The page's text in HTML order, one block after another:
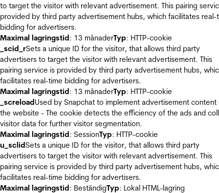
to target the visitor with relevant advertisement. This pairing
provided by third party advertisement hubs, which facilitates real-
bidding for advertisers.
Maximal lagringstid: 13 månaderTyp: HTTP-cookie
_scid_rSets a unique ID for the visitor, that allows third party
advertisers to target the visitor with relevant advertisement. This
pairing service is provided by third party advertisement hubs,
facilitates real-time bidding for advertisers.
Maximal lagringstid: 13 månaderTyp: HTTP-cookie
_screloadUsed by Snapchat to implement advertisement content
the website - The cookie detects the efficiency of the ads and
visitor data for further visitor segmentation.
Maximal lagringstid: SessionTyp: HTTP-cookie
u_sclidSets a unique ID for the visitor, that allows third party
advertisers to target the visitor with relevant advertisement. This
pairing service is provided by third party advertisement hubs,
facilitates real-time bidding for advertisers.
Maximal lagringstid: BeständigTyp: Lokal HTML-lagring